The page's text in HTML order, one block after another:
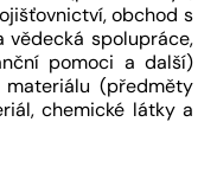
obchod s
vědecká spolupráce,
pomoci a další)
(předměty
chemické látky a